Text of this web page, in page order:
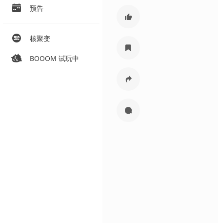
预告
核聚变
BOOOM 试玩中